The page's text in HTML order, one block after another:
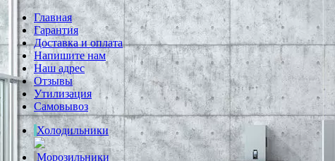
Главная
Гарантия
Доставка и оплата
Напишите нам
Наш адрес
Отзывы
Утилизация
Самовывоз
Холодильники
Морозильники